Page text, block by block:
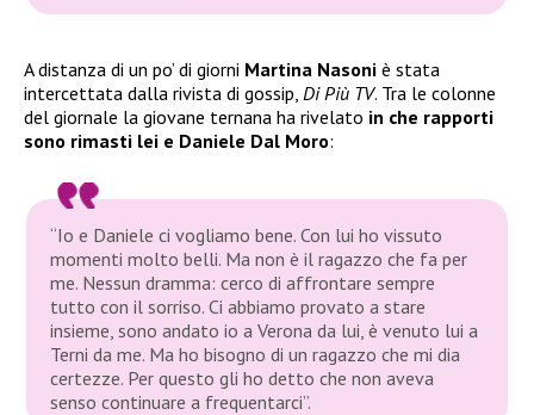
A distanza di un po’ di giorni Martina Nasoni è stata
intercettata dalla rivista di gossip, Di Più TV. Tra le colonne
del giornale la giovane ternana ha rivelato in che rapporti
sono rimasti lei e Daniele Dal Moro:
“Io e Daniele ci vogliamo bene. Con lui ho vissuto
momenti molto belli. Ma non è il ragazzo che fa per
me. Nessun dramma: cerco di affrontare sempre
tutto con il sorriso. Ci abbiamo provato a stare
insieme, sono andato io a Verona da lui, è venuto lui a
Terni da me. Ma ho bisogno di un ragazzo che mi dia
certezze. Per questo gli ho detto che non aveva
senso continuare a frequentarci”.